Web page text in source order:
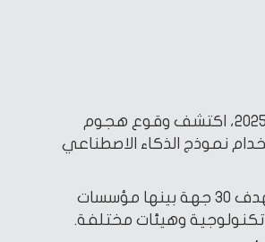
– في سبتمبر 2025، اكتشف وقوع هجوم
نموذج الذكاء الاصطناعي
– الهجوم استهدف 30 جهة بينها مؤسسات
وهيئات مختلفة.